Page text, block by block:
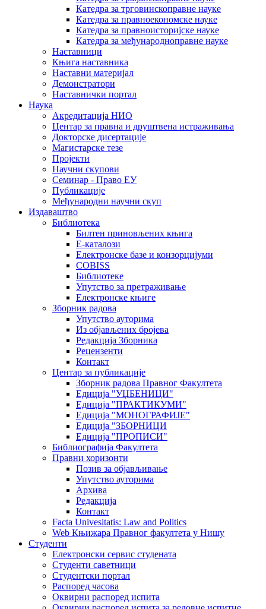
Катедра за трговинскоправне науке
Катедра за правноекономске науке
Катедра за правноисторијске науке
Катедра за међународноправне науке
Наставници
Књига наставника
Наставни материјал
Демонстратори
Наставнички портал
Наука
Акредитација НИО
Центар за правна и друштвена истраживања
Докторске дисертације
Магистарске тезе
Пројекти
Научни скупови
Семинар - Право ЕУ
Публикације
Међународни научни скуп
Издаваштво
Библиотека
Билтен приновљених књига
Е-каталози
Електронске базе и конзорцијуми
COBISS
Библиотеке
Упутство за претраживање
Електронске књиге
Зборник радова
Упутство ауторима
Из објављених бројева
Редакција Зборника
Рецензенти
Контакт
Центар за публикације
Зборник радова Правног Факултета
Едиција "УЏБЕНИЦИ"
Едиција "ПРАКТИКУМИ"
Едиција "МОНОГРАФИЈЕ"
Едиција "ЗБОРНИЦИ
Едиција "ПРОПИСИ"
Библиографија Факултета
Правни хоризонти
Позив за објављивање
Упутство ауторима
Архива
Редакција
Контакт
Facta Univesitatis: Law and Politics
Web Књижара Правног факултета у Нишу
Студенти
Електронски сервис студената
Студенти саветници
Студентски портал
Распоред часова
Оквирни распоред испита